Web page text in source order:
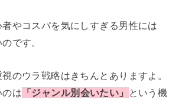
やコスパを気にしすぎる男性には
です。
のウラ戦略はきちんとありますよ。
のは 「ジャンル別会いたい」
という機